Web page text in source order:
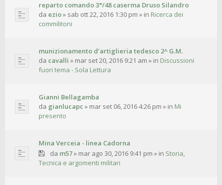
reparto comando 3°/48 caserma Druso Silandro
da ezio» sab ott 22, 2016 1:30 pm » in Ricerca dei
commilitoni
munizionamento d'artiglieria tedesco 2^ G.M.
da cavalli » mar set 20, 2016 9:21 am » in Discussioni
fuori tema - Sola Lettura
Gianni Bellagamba
da gianlucapc » mar set 06, 2016 4:26 pm » in Mi
presento
Mina Verceia - linea Cadorna
da m57» mar ago 30, 2016 9:41 pm » in Storia,
Tecnica e argomenti militari